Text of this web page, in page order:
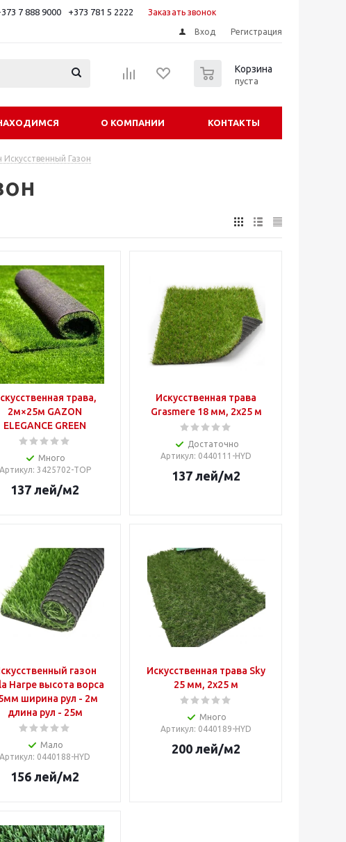
7 888 9000 +373 781 5 2222 Заказать звонок
Вход Регистрация
Корзина
пуста
О КОМПАНИИ КОНТАКТЫ
Искусственный Газон
трава,
2м×25м GAZON
ELEGANCE GREEN
Много
Артикул: 3425702-TOP
137 лей/м2
Искусственная трава
Grasmere 18 мм, 2х25 м
Достаточно
Артикул: 0440111-HYD
137 лей/м2
газон
Harpe высота ворса
ширина рул - 2м
длина рул - 25м
Мало
Артикул: 0440188-HYD
156 лей/м2
Искусственная трава Sky
25 мм, 2х25 м
Много
Артикул: 0440189-HYD
200 лей/м2